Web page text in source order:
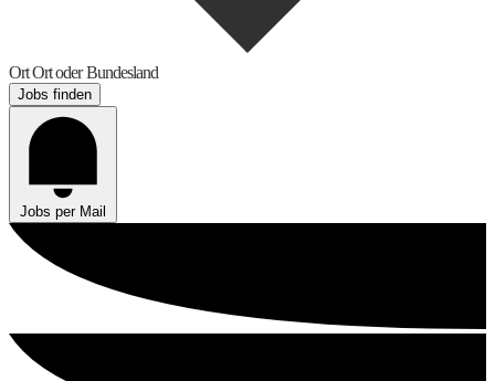
OrtOrt oder Bundesland
Jobs finden
Jobs per Mail